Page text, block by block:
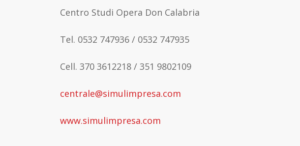
Centro Studi Opera Don Calabria
Tel. 0532 747936 / 0532 747935
Cell. 370 3612218 / 351 9802109
centrale@simulimpresa.com
www.simulimpresa.com